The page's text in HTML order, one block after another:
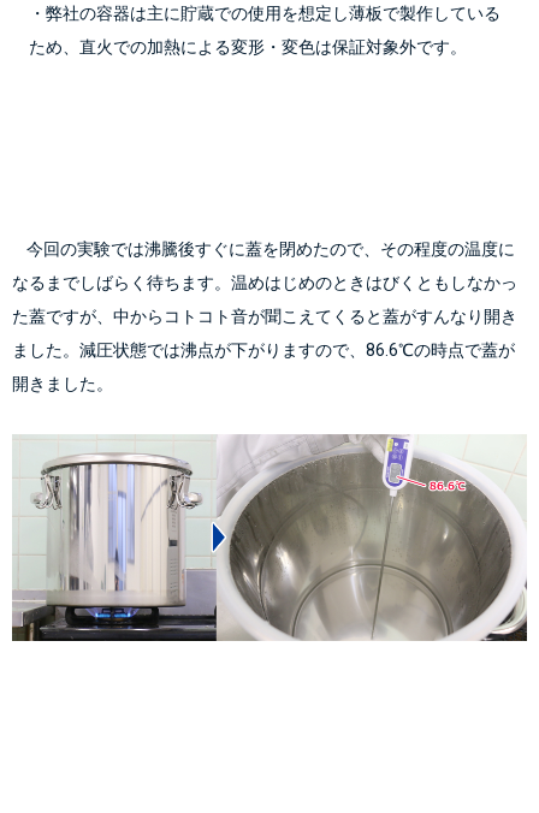
・弊社の容器は主に貯蔵での使用を想定し薄板で製作している
ため、 直火での加熱による変形・変色は保証対象外です。
なるまでしばらく待ちます。温めはじめのときはびくともしなかっ
た蓋ですが、中からコトコト音が聞こえてくると蓋がすんなり開き
ました。減圧状態では沸点が下がりますので、86.6℃の時点で蓋が